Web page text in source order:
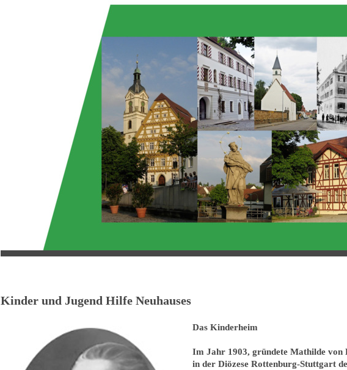
Kinder und Jugend Hilfe Neuhauses
Das Kinderheim
Im Jahr 1903, gründete Mathilde von
in der Diözese Rottenburg-Stuttgart